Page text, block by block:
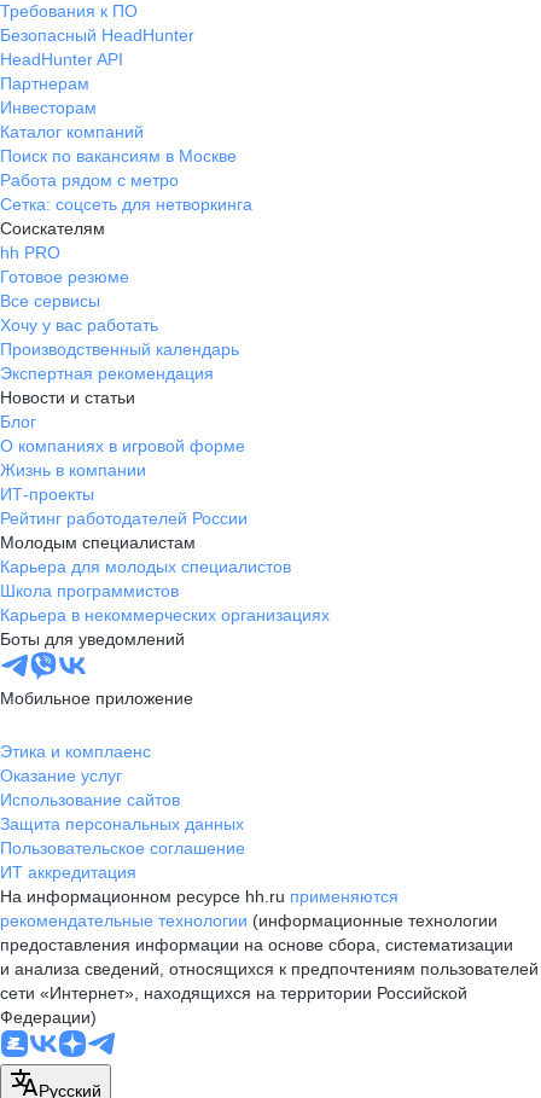
Требования к ПО
Безопасный HeadHunter
HeadHunter API
Партнерам
Инвесторам
Каталог компаний
Поиск по вакансиям в Москве
Работа рядом с метро
Сетка: соцсеть для нетворкинга
Соискателям
hh PRO
Готовое резюме
Все сервисы
Хочу у вас работать
Производственный календарь
Экспертная рекомендация
Новости и статьи
Блог
О компаниях в игровой форме
Жизнь в компании
ИТ-проекты
Рейтинг работодателей России
Молодым специалистам
Карьера для молодых специалистов
Школа программистов
Карьера в некоммерческих организациях
Боты для уведомлений
Мобильное приложение
Этика и комплаенс
Оказание услуг
Использование сайтов
Защита персональных данных
Пользовательское соглашение
ИТ аккредитация
На информационном ресурсе hh.ru применяются
рекомендательные технологии (информационные технологии
предоставления информации на основе сбора, систематизации
и анализа сведений, относящихся к предпочтениям пользователей
сети «Интернет», находящихся на территории Российской
Федерации)
Русский